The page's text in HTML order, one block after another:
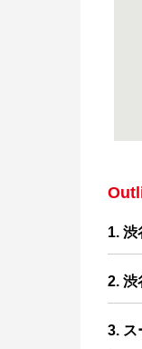
1. 渋
2. 渋
3. ス